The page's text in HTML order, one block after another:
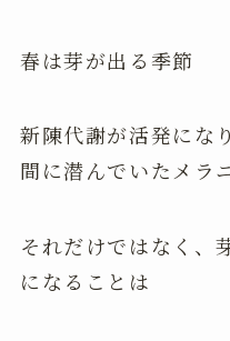
春は芽が出る季節
新陳代謝が活発にな
間に潜んでいたメラ
それだけではなく、
になることは